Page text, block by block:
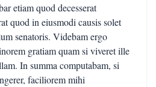
etiam quod decesserat
quod in eiusmodi causis solet
senatoris. Videbam ergo
gratiam quam si viveret ille
In summa computabam, si
faciliorem mihi